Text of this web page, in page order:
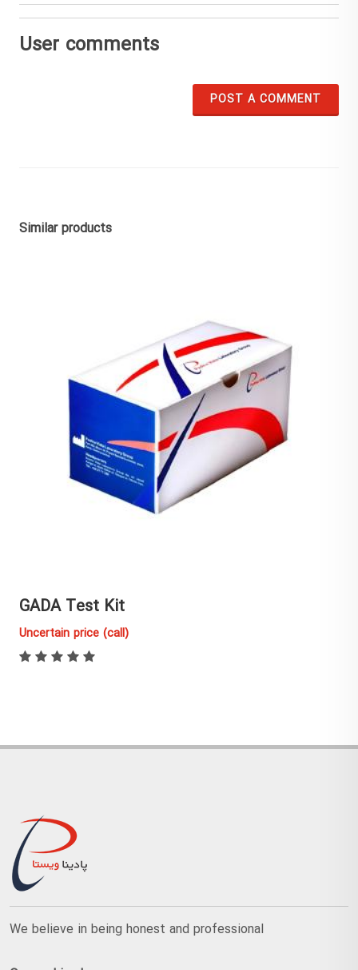
User comments
POST A COMMENT
Similar products
GADA Test Kit
Uncertain price (call)
We believe in being honest and professional